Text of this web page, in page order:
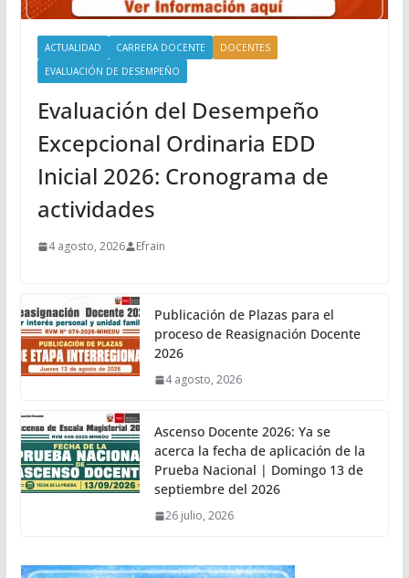
ACTUALIDAD CARRERA DOCENTE
DOCENTES
EVALUACIÓN DE DESEMPEÑO
Evaluación del Desempeño
Excepcional Ordinaria EDD
Inicial 2026: Cronograma de
actividades
4 agosto, 2026 Efrain
Publicación de Plazas para el
proceso de Reasignación Docente
2026
4 agosto, 2026
Ascenso Docente 2026: Ya se
acerca la fecha de aplicación de la
Prueba Nacional | Domingo 13 de
septiembre del 2026
26 julio, 2026